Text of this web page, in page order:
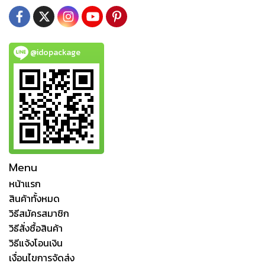
@idopackage
Menu
หน้าแรก
สินค้าทั้งหมด
วิธีสมัครสมาชิก
วิธีสั่งซื้อสินค้า
วิธีแจ้งโอนเงิน
เงื่อนไขการจัดส่ง